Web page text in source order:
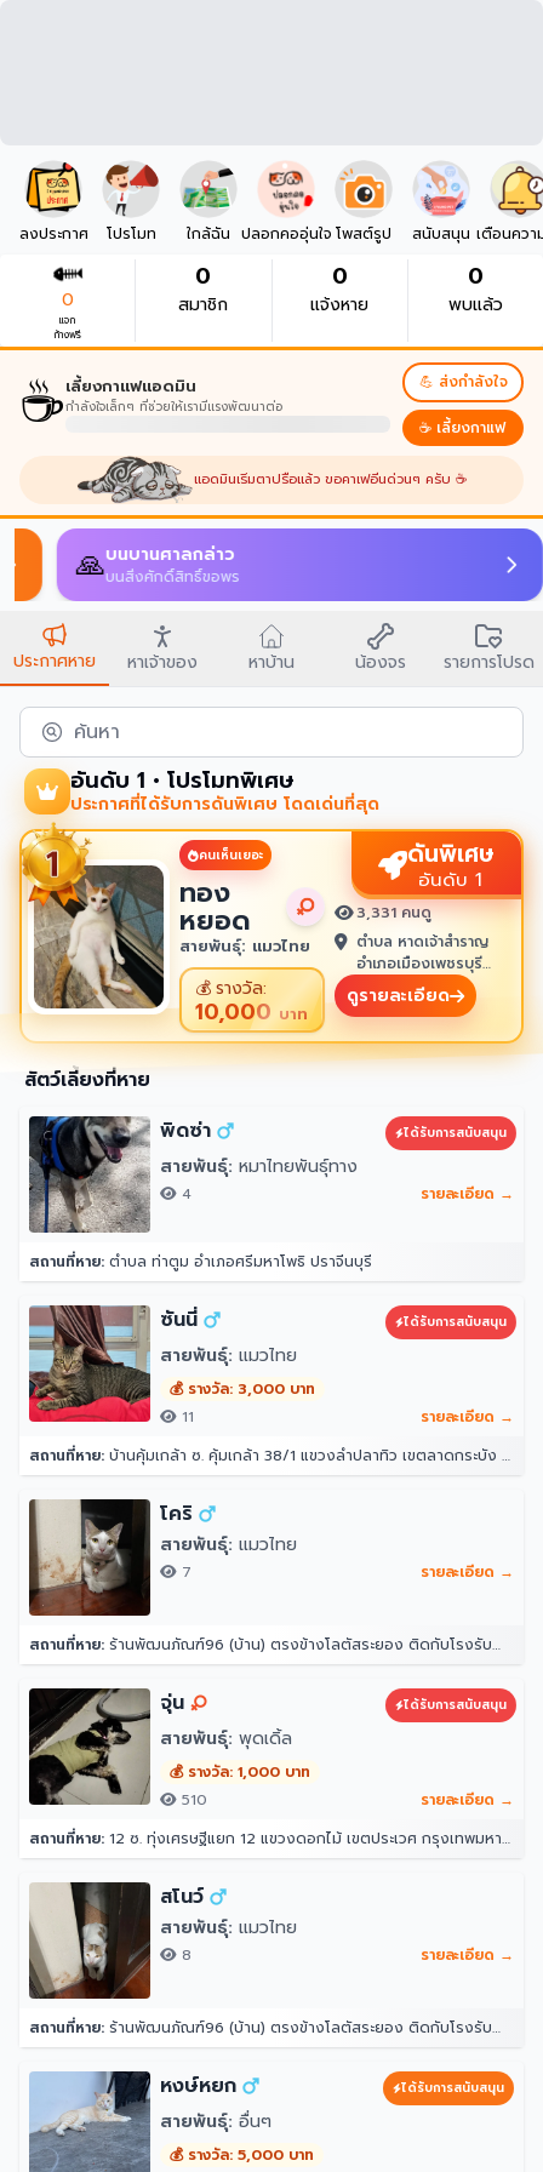
ลงประกาศ โปรโมท ใกล้ฉัน ปลอกคออุ่นใจ โพสต์รูป สนับสนุน เตือนควา
0
แจก
ก้างฟรี
0
สมาชิก
0
แจ้งหาย
0
พบแล้ว
☕เลี้ยงกาแฟแอดมิน
กำลังใจเล็กๆ ที่ช่วยให้เรามีแรงพัฒนาต่อ
💪 ส่งกำลังใจ
☕ เลี้ยงกาแฟ
แอดมินเริ่มตาปรือแล้ว ขอคาเฟอีนด่วนๆ ครับ ☕
🙏บนบานศาลกล่าว
บนสิ่งศักดิ์สิทธิ์ขอพร
ประกาศหาย หาเจ้าของ หาบ้าน น้องจร รายการโปรด
ค้นหา
อันดับ 1 • โปรโมทพิเศษ
ประกาศที่ได้รับการดันพิเศษ โดดเด่นที่สุด
คนเห็นเยอะ
ทอง
หยอด
สายพันธุ์: แมวไทย
💰รางวัล:
10,000 บาท
ดันพิเศษ
อันดับ 1
3,331 คนดู
ตำบล หาดเจ้าสำราญ
อำเภอเมืองเพชรบุรี
เพชรบุรี 76100
ดูรายละเอียด
สัตว์เลี้ยงที่หาย
พิดซ่า
ได้รับการสนับสนุน
สายพันธุ์: หมาไทยพันธุ์ทาง
4 รายละเอียด →
สถานที่หาย: ตำบล ท่าตูม อำเภอศรีมหาโพธิ ปราจีนบุรี
ซันนี่ ได้รับการสนับสนุน
สายพันธุ์: แมวไทย
💰 รางวัล: 3,000 บาท
11
รายละเอียด →
สถานที่หาย: บ้านคุ้มเกล้า ซ. คุ้มเกล้า 38/1 แขวงลำปลาทิว เขตลาดกระบัง กรุงเทพมหานคร 10520
โคริ
สายพันธุ์: แมวไทย
7 รายละเอียด →
สถานที่หาย: ร้านพัฒนภัณฑ์96 (บ้าน) ตรงข้างโลตัสระยอง ติดกับโรงรับจำนำธนอาทร ตำบล ท่าประดู่ อำเภอเมืองระยอง ระยอง 21000
จุ่น ได้รับการสนับสนุน
สายพันธุ์: พุดเดิ้ล
💰 รางวัล: 1,000 บาท
510
รายละเอียด →
สถานที่หาย: 12 ซ. ทุ่งเศรษฐีแยก 12 แขวงดอกไม้ เขตประเวศ กรุงเทพมหานคร 10250
สโนว์
สายพันธุ์: แมวไทย
8 รายละเอียด →
สถานที่หาย: ร้านพัฒนภัณฑ์96 (บ้าน) ตรงข้างโลตัสระยอง ติดกับโรงรับจำนำธนอาทร ตำบล ท่าประดู่ อำเภอเมืองระยอง ระยอง 21000
หงษ์หยก ได้รับการสนับสนุน
สายพันธุ์: อื่นๆ
💰 รางวัล: 5,000 บาท